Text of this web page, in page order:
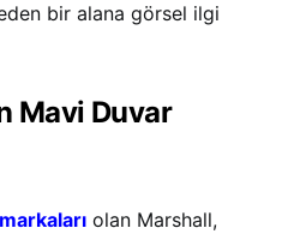
bir alana görsel ilgi
Mavi Duvar
olan Marshall,